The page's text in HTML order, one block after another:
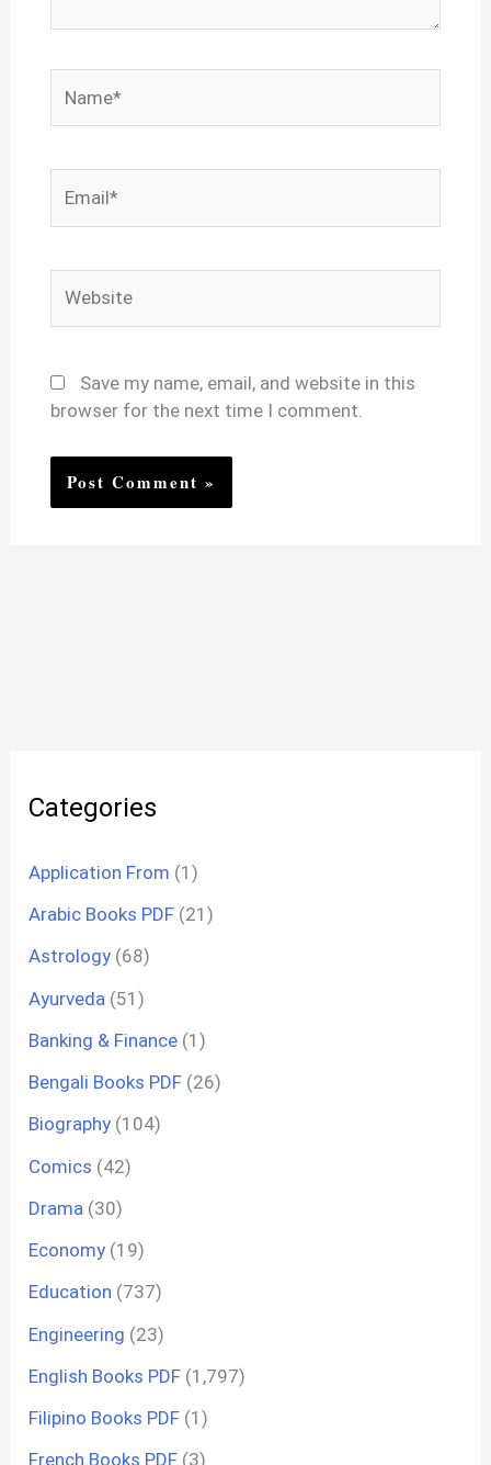
Save my name, email, and website in this
browser for the next time I comment.
Categories
Application From (1)
Arabic Books PDF (21)
Astrology (68)
Ayurveda (51)
Banking & Finance (1)
Bengali Books PDF (26)
Biography (104)
Comics (42)
Drama (30)
Economy (19)
Education (737)
Engineering (23)
English Books PDF (1,797)
Filipino Books PDF (1)
French Books PDF (3)